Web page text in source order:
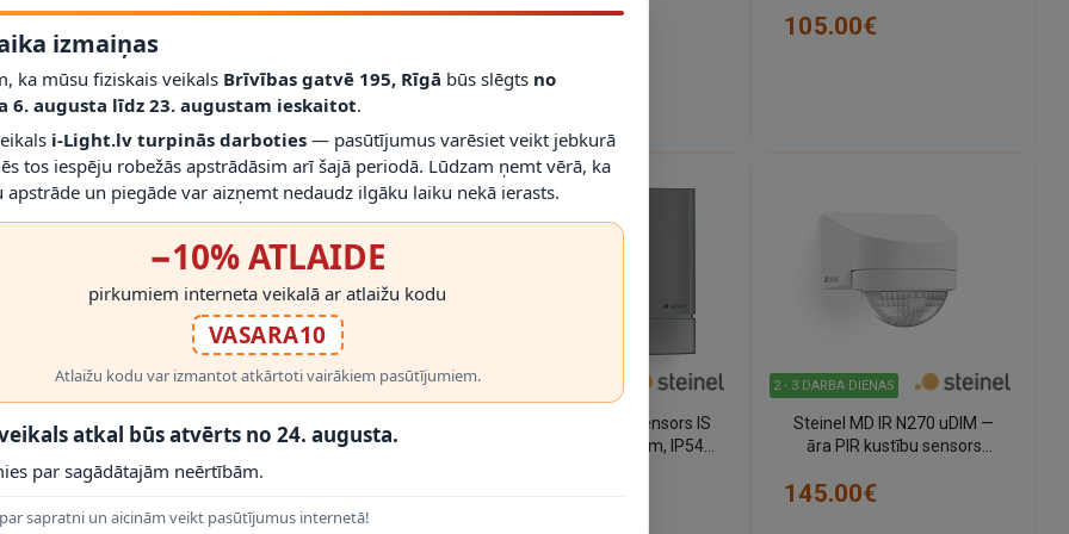
105.00€
kustību sensors IS
180°, 8m, IP54,
STEINEL
2 - 3 DARBA DIENAS
Kustības sensors sensIQ,
300°, 2000W, 20m, STEINEL
Professional, 5 gadu
Digitālais kustību sensors IS
180 digi HD, 180°, 9m, IP54,
2 - 3 DARBA DIENAS
Steinel MD IR N270 uDIM —
āra PIR kustību sensors
145.00€
izmaiņas
ka mūsu fiziskais veikals Brīvības gatvē 195, Rīgā būs slēgts no
6. augusta līdz 23. augustam ieskaitot.
i-Light.lv turpinās darboties — pasūtījumus varēsiet veikt jebkurā
tos iespēju robežās apstrādāsim arī šajā periodā. Lūdzam ņemt vērā, ka
apstrāde un piegāde var aizņemt nedaudz ilgāku laiku nekā ierasts.
−10% ATLAIDE
pirkumiem interneta veikalā ar atlaižu kodu
VASARA10
Atlaižu kodu var izmantot atkārtoti vairākiem pasūtījumiem.
atkal būs atvērts no 24. augusta.
par sagādātajām neērtībām.
sapratni un aicinām veikt pasūtījumus internetā!